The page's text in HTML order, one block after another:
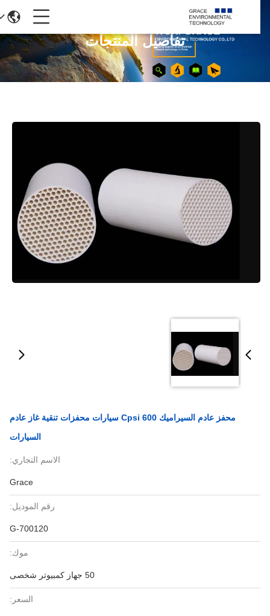
تفاصيل المنتجات
محفز عادم السيراميك 600 Cpsi سيارات محفزات تنقية غاز عادم
السيارات
الاسم التجاري:
Grace
رقم الموديل:
G-700120
موك:
50 جهاز كمبيوتر شخصى
السعر: